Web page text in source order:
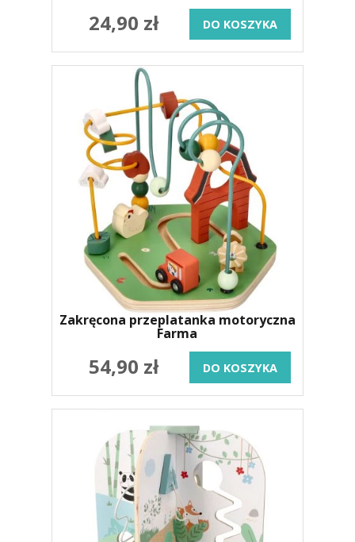
24,90 zł DO KOSZYKA
Zakręcona przeplatanka motoryczna
Farma
54,90 zł DO KOSZYKA